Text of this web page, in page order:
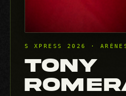
S XPRESS 2026 ·
TONY